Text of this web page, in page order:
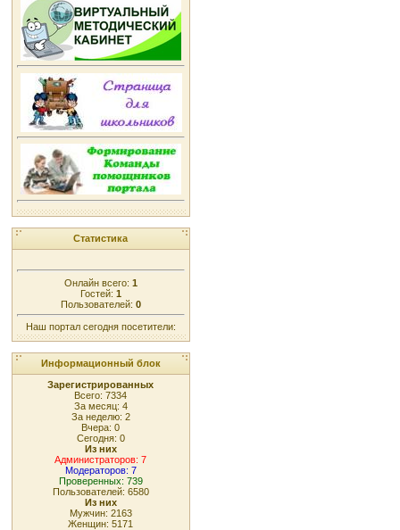
Статистика
Онлайн всего: 1
Гостей: 1
Пользователей: 0
Наш портал сегодня посетители:
Информационный блок
Зарегистрированных
Всего: 7334
За месяц: 4
За неделю: 2
Вчера: 0
Сегодня: 0
Из них
Администраторов: 7
Модераторов: 7
Проверенных: 739
Пользователей: 6580
Из них
Мужчин: 2163
Женщин: 5171